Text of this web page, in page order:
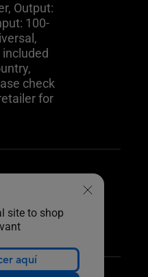
site to shop
aquí
Output:
100-
check
for